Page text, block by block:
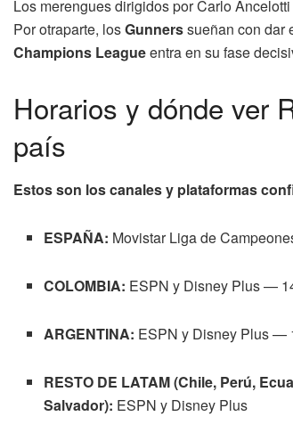
Los merengues dirigidos por Carlo
Por otraparte, losGunnerssueñan con dar
Champions Leagueentra en su fase
Horarios y dónde ver
país
Estos son los canales y plataformas
ESPAÑA: Movistar Liga de
COLOMBIA: ESPN y Disney Plus —
ARGENTINA: ESPN y Disney Plus —
RESTO DE LATAM (Chile, Perú,
Salvador): ESPN y Disney Plus